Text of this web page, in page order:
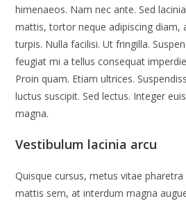
himenaeos. Nam nec ante. Sed
mattis, tortor neque adipiscing diam,
turpis. Nulla facilisi. Ut fringilla.
feugiat mi a tellus consequat
Proin quam. Etiam ultrices.
luctus suscipit. Sed lectus. Integer
magna.
Vestibulum lacinia arcu
Quisque cursus, metus vitae
mattis sem, at interdum magna